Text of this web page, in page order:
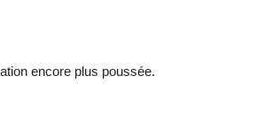
encore plus poussée.